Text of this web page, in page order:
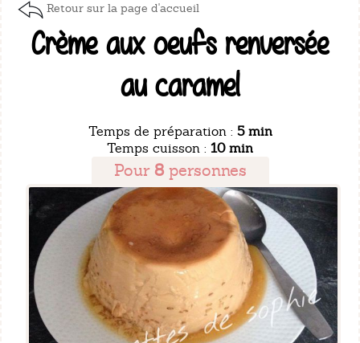
Retour sur la page d'accueil
Crème aux oeufs renversée
au caramel
Temps de préparation : 5 min
Temps cuisson : 10 min
Pour 8personnes